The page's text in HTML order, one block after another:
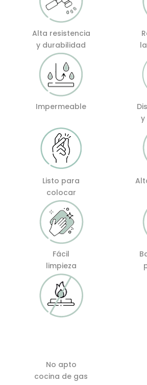
Alta resistencia
y durabilidad
Impermeable
y
Listo para
colocar
Fácil
limpieza
No apto
cocina de gas